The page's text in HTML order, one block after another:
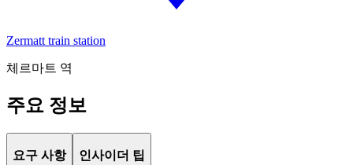
Zermatt train station
체르마트 역
주요 정보
요구 사항 인사이더 팁